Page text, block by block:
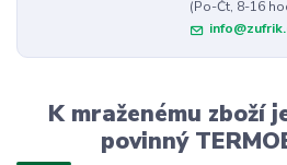
(Po-Čt, 8-16
K mraženému zboží
povinný